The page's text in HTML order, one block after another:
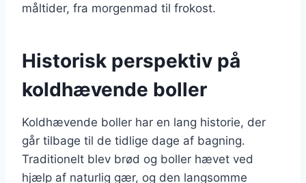
måltider, fra morgenmad til frokost.
Historisk perspektiv på
koldhævende boller
Koldhævende boller har en lang historie, der
går tilbage til de tidlige dage af bagning.
Traditionelt blev brød og boller hævet ved
hjælp af naturlig gær, og den langsomme